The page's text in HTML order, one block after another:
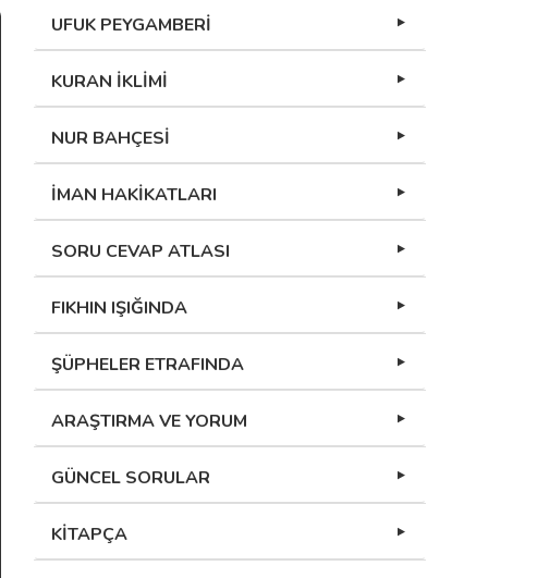
UFUK PEYGAMBERİ
KURAN İKLİMİ
NUR BAHÇESİ
İMAN HAKİKATLARI
SORU CEVAP ATLASI
FIKHIN IŞIĞINDA
ŞÜPHELER ETRAFINDA
ARAŞTIRMA VE YORUM
GÜNCEL SORULAR
KİTAPÇA